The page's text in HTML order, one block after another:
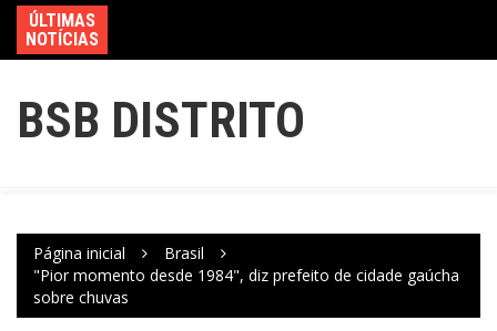
ÚLTIMAS
NOTÍCIAS
BSB DISTRITO
Página inicial
Brasil
"Pior momento desde 1984", diz prefeito de cidade gaúcha
sobre chuvas